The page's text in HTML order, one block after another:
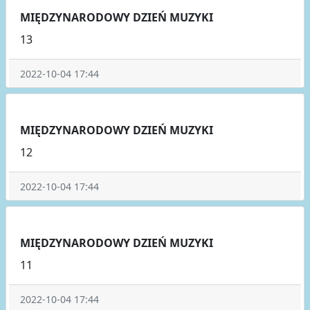
MIĘDZYNARODOWY DZIEŃ MUZYKI
13
2022-10-04 17:44
MIĘDZYNARODOWY DZIEŃ MUZYKI
12
2022-10-04 17:44
MIĘDZYNARODOWY DZIEŃ MUZYKI
11
2022-10-04 17:44